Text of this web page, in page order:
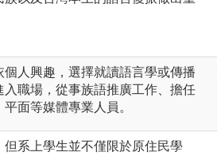
人興趣，選擇就讀語言學或傳播
職場，從事族語推廣工作、擔任
面等媒體專業人員。
系上學生並不僅限於原住民學